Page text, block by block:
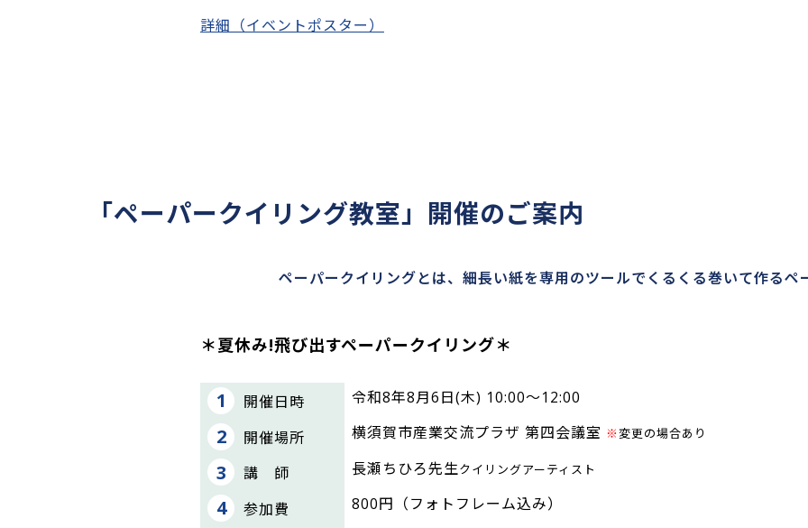
詳細（イベントポスター）
「ペーパークイリング教室」開催のご案内
ペーパークイリングとは、細長い紙を専用のツールでくるくる巻いて作るペ
＊夏休み!飛び出すペーパークイリング＊
開催日時 令和8年8月6日(木) 10:00～12:00
開催場所 横須賀市産業交流プラザ 第四会議室 ※変更の場合あり
講 師 長瀬ちひろ先生クイリングアーティスト
参加費 800円（フォトフレーム込み）